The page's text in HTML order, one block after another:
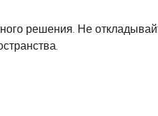
решения. Не